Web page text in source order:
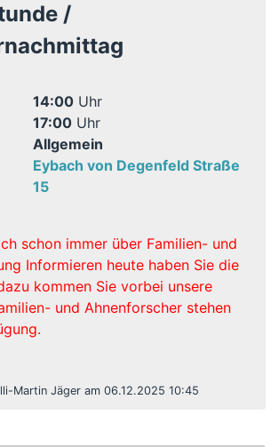
/
14:00Uhr
17:00Uhr
Allgemein
Eybach von Degenfeld Straße
15
schon immer über Familien- und
Informieren heute haben Sie die
kommen Sie vorbei unsere
und Ahnenforscher stehen
Martin Jäger am 06.12.2025 10:45